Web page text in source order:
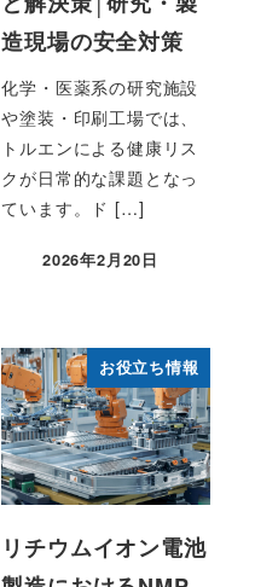
造現場の安全対策
化学・医薬系の研究施設
や塗装・印刷工場では、
トルエンによる健康リス
クが日常的な課題となっ
ています。ド […]
2026年2月20日
お役立ち情報
リチウムイオン電池